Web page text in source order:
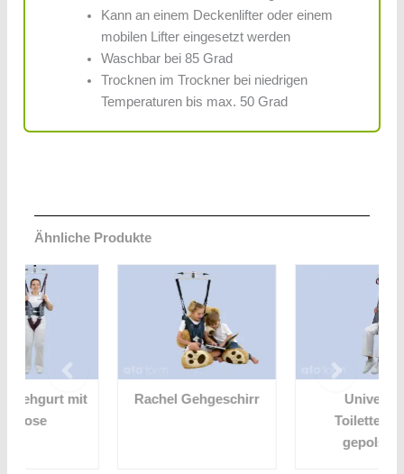
Kann an einem Deckenlifter oder einem
mobilen Lifter eingesetzt werden
Waschbar bei 85 Grad
Trocknen im Trockner bei niedrigen
Temperaturen bis max. 50 Grad
Ähnliche Produkte
Rachel Gehgeschirr